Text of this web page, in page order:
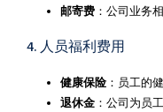
邮寄费：公司业务
4. 人员福利费用
健康保险：员工的
退休金：公司为员